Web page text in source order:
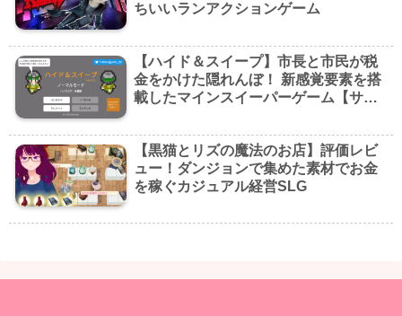
ちいいランアクションゲーム
【ハイド＆スイープ】市長と市民が税
金をかけた隠れんぼ！ 新感覚要素を搭
載したマインスイーパーゲーム【サ
【黒猫とリズの魔法のお店】評価レビ
ュー！ダンジョンで集めた素材でお金
を稼ぐカジュアル経営SLG